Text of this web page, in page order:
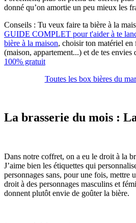
donné qu’on amortie un peu mieux les
Conseils : Tu veux faire ta bière à la
GUIDE COMPLET pour t'aider à te
bière à la maison, choisir ton matériel en
(maison, appartement...) et de tes envies
100% gratuit
Toutes les box bières du
La brasserie du mois :
Dans notre coffret, on a eu le droit à la
J’aime bien les étiquettes qui
personnages sans, pour une fois, mettre
droit à des personnages masculins et
donnent plutôt envie de goûter la bière.